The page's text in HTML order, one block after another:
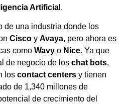
Artificia l.
de una industria donde los
Cisco y Avaya, pero ahora es
como Wavy o Nice. Ya que
de negocio de los chat bots,
los contact centers y tienen
de 1,340 millones de
de crecimiento del